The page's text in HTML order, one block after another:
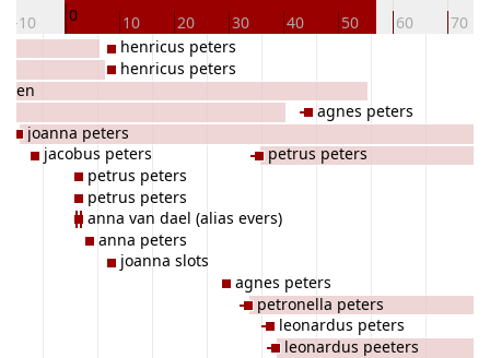
-10 0 10 20 30 40 50 60 70
joanna peters
jacobus peters
petrus peters
petrus peters
anna van dael (alias evers)
anna peters
henricus peters
henricus peters
joanna slots
agnes peters
petronella peters
petrus peters
leonardus peters
leonardus peeters
agnes peters